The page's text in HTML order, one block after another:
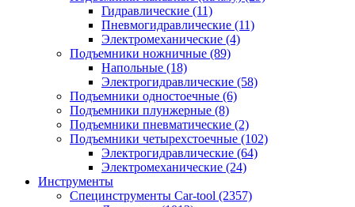
Гидравлические (11)
Пневмогидравлические (11)
Электромеханические (4)
Подъемники ножничные (89)
Напольные (18)
Электрогидравлические (58)
Подъемники одностоечные (6)
Подъемники плунжерные (8)
Подъемники пневматические (2)
Подъемники четырехстоечные (102)
Электрогидравлические (64)
Электромеханические (24)
Инструменты
Специнструменты Car-tool (2357)